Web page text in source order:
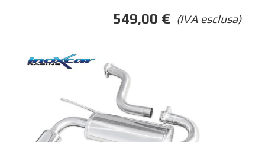
(IVA esclusa)
549,00 €